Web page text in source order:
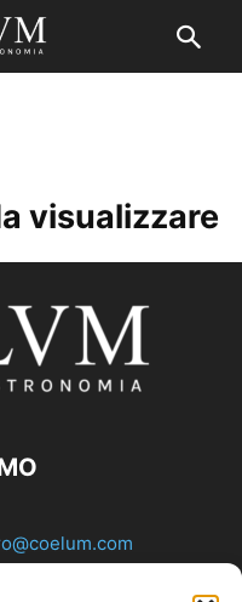
visualizzare